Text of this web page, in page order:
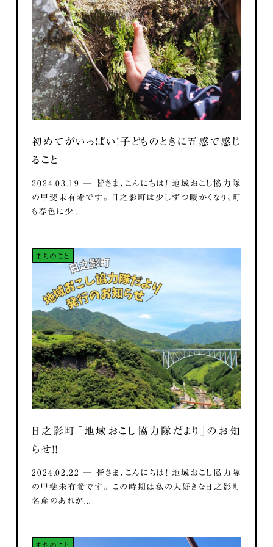
初めてがいっぱい！子どものときに五感で感じ
ること
2024.03.19 ― 皆さま、こんにちは！ 地域おこし協力隊
の甲斐未有希です。 日之影町は少しずつ暖かくなり、町
も春色に少...
まちのこと
日之影町「地域おこし協力隊だより」のお知
らせ！！
2024.02.22 ― 皆さま、こんにちは！ 地域おこし協力隊
の甲斐未有希です。 この時期は私の大好きな日之影町
名産のあれが...
まちのこと